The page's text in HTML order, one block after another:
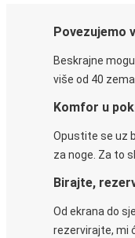
Povezujemo
Beskrajne
više od 40
Komfor u
Opustite se uz
za noge. Za to
Birajte,
Od ekrana do
rezervirajte, mi